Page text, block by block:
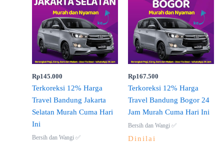
Rp145.000
Terkoreksi 12% Harga
Travel Bandung Jakarta
Selatan Murah Cuma Hari
Ini
Bersih dan Wangi ✅
Rp167.500
Terkoreksi 12% Harga
Travel Bandung Bogor 24
Jam Murah Cuma Hari Ini
Bersih dan Wangi ✅
Dinilai